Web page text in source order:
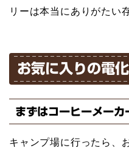
リーは本当にありがたい
お気に入りの電
まずはコーヒーメーカ
キャンプ場に行ったら、